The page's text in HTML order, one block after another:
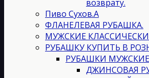
возврату.
Пиво Сухов.А
ФЛАНЕЛЕВАЯ РУБАШКА.
МУЖСКИЕ
РУБАШКУ КУПИТЬ В
РУБАШКИ
ДЖИНСОВАЯ